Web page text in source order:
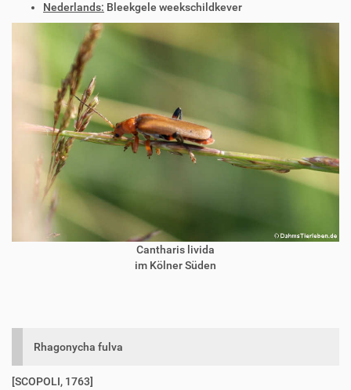
Nederlands: Bleekgele weekschildkever
Cantharis livida
im Kölner Süden
Rhagonycha fulva
[SCOPOLI, 1763]